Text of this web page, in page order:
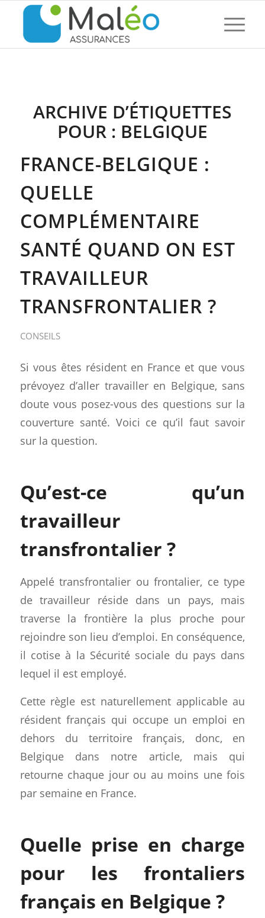
ARCHIVE D’ÉTIQUETTES
POUR : BELGIQUE
FRANCE-BELGIQUE :
QUELLE
COMPLÉMENTAIRE
SANTÉ QUAND ON EST
TRAVAILLEUR
TRANSFRONTALIER ?
CONSEILS
Si vous êtes résident en France et que vous
prévoyez d’aller travailler en Belgique, sans
doute vous posez-vous des questions sur la
couverture santé. Voici ce qu’il faut savoir
sur la question.
Qu’est-ce qu’un
travailleur
transfrontalier ?
Appelé transfrontalier ou frontalier, ce type
de travailleur réside dans un pays, mais
traverse la frontière la plus proche pour
rejoindre son lieu d’emploi. En conséquence,
il cotise à la Sécurité sociale du pays dans
lequel il est employé.
Cette règle est naturellement applicable au
résident français qui occupe un emploi en
dehors du territoire français, donc, en
Belgique dans notre article, mais qui
retourne chaque jour ou au moins une fois
par semaine en France.
Quelle prise en charge
pour les frontaliers
français en Belgique ?